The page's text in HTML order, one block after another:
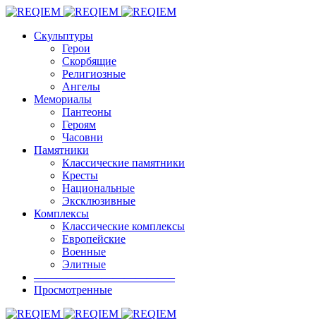
Скульптуры
Герои
Скорбящие
Религиозные
Ангелы
Мемориалы
Пантеоны
Героям
Часовни
Памятники
Классические памятники
Кресты
Национальные
Эксклюзивные
Комплексы
Классические комплексы
Европейские
Военные
Элитные
————————————–
Просмотренные